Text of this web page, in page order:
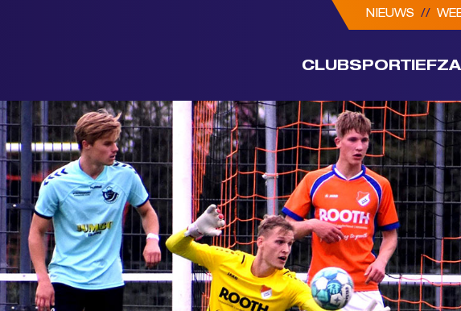
NIEUWS //
CLUBSPORTIEF